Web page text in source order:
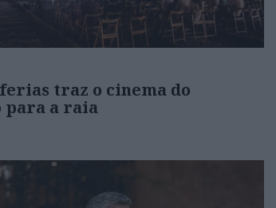
traz o cinema do
para a raia